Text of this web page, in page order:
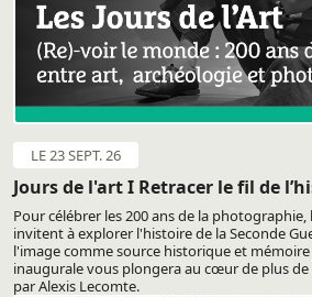
LE 23 SEPT. 26
Jours de l'art I Retracer le fil de
Pour célébrer les 200 ans de la photographie,
invitent à explorer l'histoire de la Seconde
l'image comme source historique et mémoire
inaugurale vous plongera au cœur de plus de
par Alexis Lecomte.